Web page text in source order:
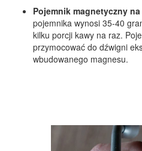
Pojemnik magnetyczny
pojemnika wynosi 35-40
kilku porcji kawy na raz.
przymocować do dźwigni
wbudowanego magnesu.